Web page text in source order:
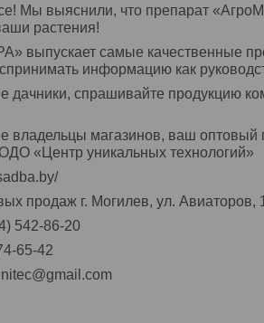
Мы выяснили, что препарат
растения!
выпускает самые качественные
информацию как
дачники, спрашивайте продукцию
владельцы магазинов, ваш
«Центр уникальных технологий»
продаж г. Могилев, ул. Авиаторов,
542-86-20
65-42